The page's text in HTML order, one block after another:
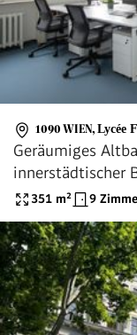
1090 WIEN, Lycée
Geräumiges
innerstädtischer
351 m² 9